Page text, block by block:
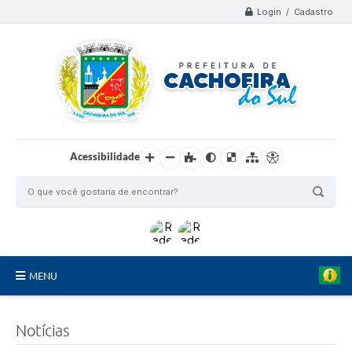
Login / Cadastro
Acessibilidade
MENU
Notícias